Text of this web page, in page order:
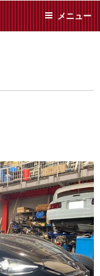
メニュー